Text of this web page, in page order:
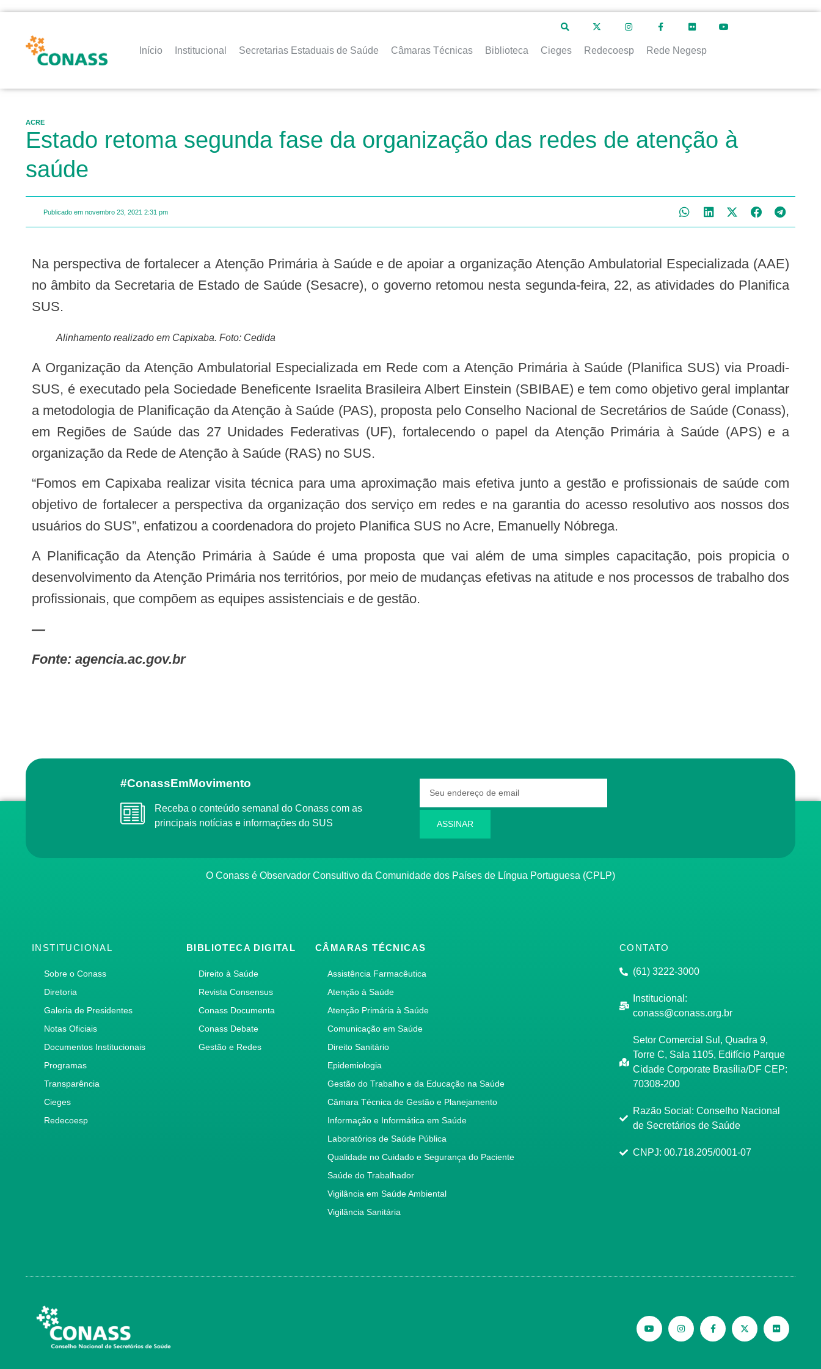
Início Institucional Secretarias Estaduais de Saúde Câmaras Técnicas Biblioteca Cieges Redecoesp Rede Negesp
ACRE
Estado retoma segunda fase da organização das redes de atenção à
saúde
Publicado em novembro 23, 2021 2:31 pm
Na perspectiva de fortalecer a Atenção Primária à Saúde e de apoiar a organização Atenção Ambulatorial Especializada (AAE)
no âmbito da Secretaria de Estado de Saúde (Sesacre), o governo retomou nesta segunda-feira, 22, as atividades do Planifica
SUS.
Alinhamento realizado em Capixaba. Foto: Cedida
A Organização da Atenção Ambulatorial Especializada em Rede com a Atenção Primária à Saúde (Planifica SUS) via Proadi-
SUS, é executado pela Sociedade Beneficente Israelita Brasileira Albert Einstein (SBIBAE) e tem como objetivo geral implantar
a metodologia de Planificação da Atenção à Saúde (PAS), proposta pelo Conselho Nacional de Secretários de Saúde (Conass),
em Regiões de Saúde das 27 Unidades Federativas (UF), fortalecendo o papel da Atenção Primária à Saúde (APS) e a
organização da Rede de Atenção à Saúde (RAS) no SUS.
“Fomos em Capixaba realizar visita técnica para uma aproximação mais efetiva junto a gestão e profissionais de saúde com
objetivo de fortalecer a perspectiva da organização dos serviço em redes e na garantia do acesso resolutivo aos nossos dos
usuários do SUS”, enfatizou a coordenadora do projeto Planifica SUS no Acre, Emanuelly Nóbrega.
A Planificação da Atenção Primária à Saúde é uma proposta que vai além de uma simples capacitação, pois propicia o
desenvolvimento da Atenção Primária nos territórios, por meio de mudanças efetivas na atitude e nos processos de trabalho dos
profissionais, que compõem as equipes assistenciais e de gestão.
—
Fonte: agencia.ac.gov.br
#ConassEmMovimento
Receba o conteúdo semanal do Conass com as
principais notícias e informações do SUS
ASSINAR
O Conass é Observador Consultivo da Comunidade dos Países de Língua Portuguesa (CPLP)
INSTITUCIONAL
Sobre o Conass
Diretoria
Galeria de Presidentes
Notas Oficiais
Documentos Institucionais
Programas
Transparência
Cieges
Redecoesp
BIBLIOTECA DIGITAL
Direito à Saúde
Revista Consensus
Conass Documenta
Conass Debate
Gestão e Redes
CÂMARAS TÉCNICAS
Assistência Farmacêutica
Atenção à Saúde
Atenção Primária à Saúde
Comunicação em Saúde
Direito Sanitário
Epidemiologia
Gestão do Trabalho e da Educação na Saúde
Câmara Técnica de Gestão e Planejamento
Informação e Informática em Saúde
Laboratórios de Saúde Pública
Qualidade no Cuidado e Segurança do Paciente
Saúde do Trabalhador
Vigilância em Saúde Ambiental
Vigilância Sanitária
CONTATO
(61) 3222-3000
Institucional:
conass@conass.org.br
Setor Comercial Sul, Quadra 9,
Torre C, Sala 1105, Edifício Parque
Cidade Corporate Brasília/DF CEP:
70308-200
Razão Social: Conselho Nacional
de Secretários de Saúde
CNPJ: 00.718.205/0001-07